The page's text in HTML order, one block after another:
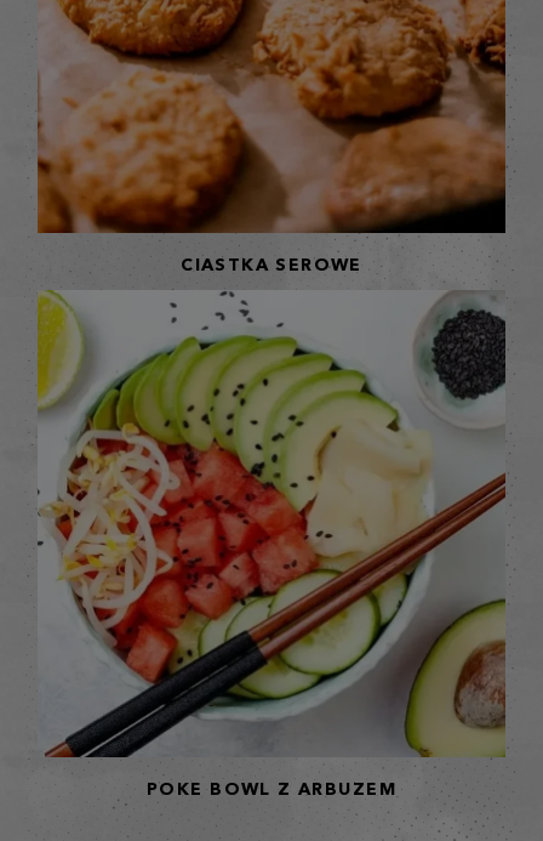
CIASTKA SEROWE
POKE BOWL Z ARBUZEM